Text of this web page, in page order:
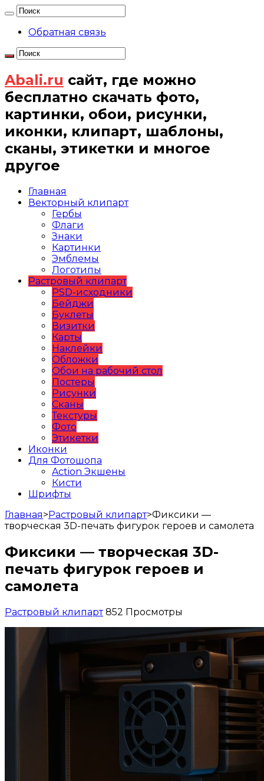
Обратная связь
Abali.ru сайт, где можно
бесплатно скачать фото,
картинки, обои, рисунки,
иконки, клипарт, шаблоны,
сканы, этикетки и многое
другое
Главная
Векторный клипарт
Гербы
Флаги
Знаки
Картинки
Эмблемы
Логотипы
Растровый клипарт
PSD-исходники
Бейджи
Буклеты
Визитки
Карты
Наклейки
Обложки
Обои на рабочий стол
Постеры
Рисунки
Сканы
Текстуры
Фото
Этикетки
Иконки
Для Фотошопа
Action Экшены
Кисти
Шрифты
Главная>Растровый клипарт>Фиксики —
творческая 3D-печать фигурок героев и самолета
Фиксики — творческая 3D-
печать фигурок героев и
самолета
Растровый клипарт 852 Просмотры